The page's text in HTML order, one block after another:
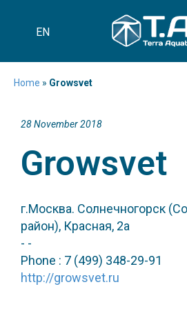
EN
Home » Growsvet
28 November 2018
Growsvet
г.Москва. Солнечногорск
район), Красная, 2а
- -
Phone : 7 (499) 348-29-91
http://growsvet.ru